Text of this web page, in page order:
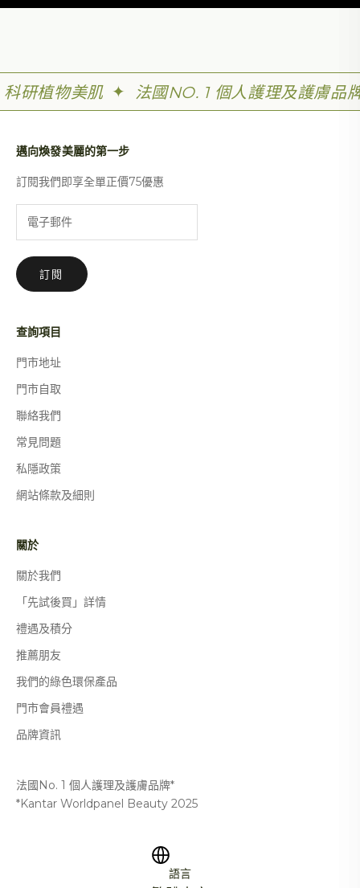
科研植物美肌 ✦ 法國NO. 1 個人護理及護膚品
邁向煥發美麗的第一步
訂閱我們即享全單正價75優惠
訂閱
查詢項目
門市地址
門市自取
聯絡我們
常見問題
私隱政策
網站條款及細則
關於
關於我們
「先試後買」詳情
禮遇及積分
推薦朋友
我們的綠色環保產品
門市會員禮遇
品牌資訊
法國No. 1 個人護理及護膚品牌*
*Kantar Worldpanel Beauty 2025
語言